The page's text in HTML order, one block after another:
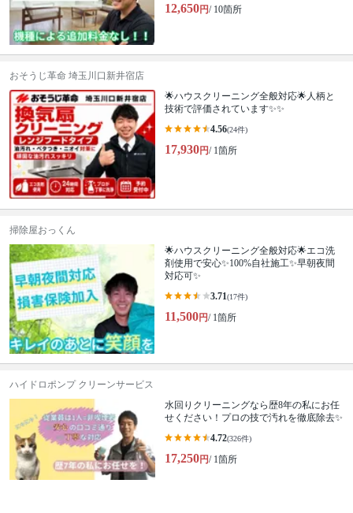
12,650円/ 10箇所
おそうじ革命 埼玉川口新井宿店
🌟ハウスクリーニング全般対応🌟人柄と
技術で評価されています✨✨
4.56(24件)
17,930円/ 1箇所
掃除屋おっくん
🌟ハウスクリーニング全般対応🌟エコ洗
剤使用で安心✨100%自社施工✨早朝夜間
対応可✨
3.71(17件)
11,500円/ 1箇所
ハイドロポンプ クリーンサービス
水回りクリーニングなら歴8年の私にお任
せください！プロの技で汚れを徹底除去✨
4.72(326件)
17,250円/ 1箇所